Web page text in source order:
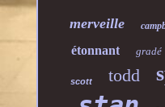
merveille
étonnant gradé
scott todd